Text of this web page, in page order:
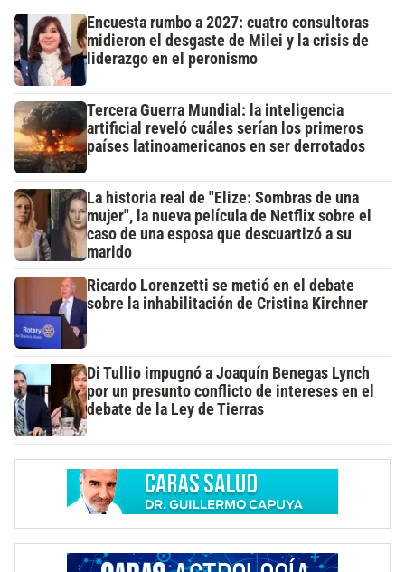
Encuesta rumbo a 2027: cuatro consultoras
midieron el desgaste de Milei y la crisis de
liderazgo en el peronismo
Tercera Guerra Mundial: la inteligencia
artificial reveló cuáles serían los primeros
países latinoamericanos en ser derrotados
La historia real de "Elize: Sombras de una
mujer", la nueva película de Netflix sobre el
caso de una esposa que descuartizó a su
marido
Ricardo Lorenzetti se metió en el debate
sobre la inhabilitación de Cristina Kirchner
Di Tullio impugnó a Joaquín Benegas Lynch
por un presunto conflicto de intereses en el
debate de la Ley de Tierras